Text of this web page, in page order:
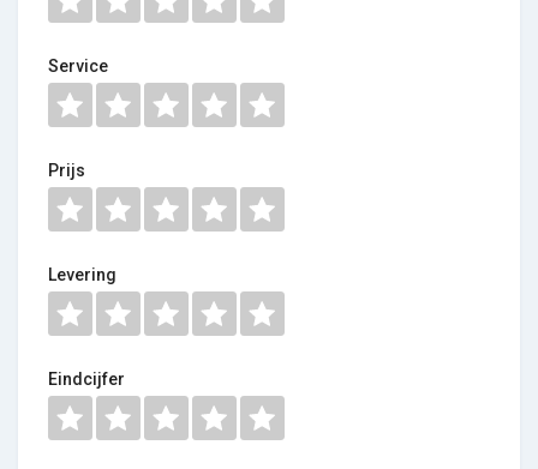
Service
Prijs
Levering
Eindcijfer